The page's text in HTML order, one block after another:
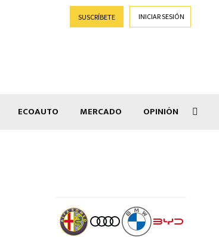
SUSCRÍBETE INICIAR SESIÓN
ECOAUTO MERCADO OPINIÓN